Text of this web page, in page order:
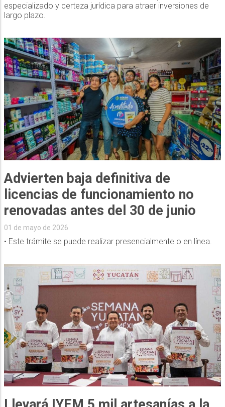
especializado y certeza jurídica para atraer inversiones de
largo plazo.
Advierten baja definitiva de
licencias de funcionamiento no
renovadas antes del 30 de junio
01 de mayo de 2026
• Este trámite se puede realizar presencialmente o en línea.